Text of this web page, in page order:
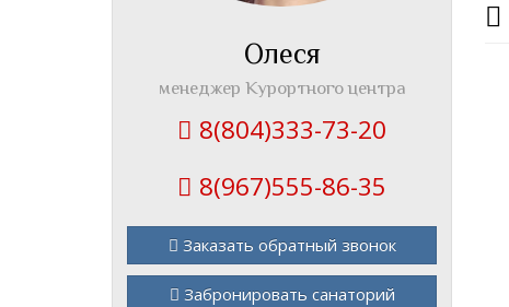
Олеся
менеджер Курортного центра
8(804)333-73-20
8(967)555-86-35
Заказать обратный звонок
Забронировать санаторий